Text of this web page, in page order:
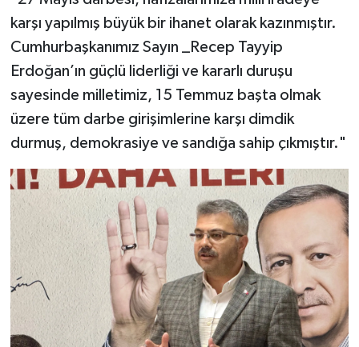
karşı yapılmış büyük bir ihanet olarak kazınmıştır.
Cumhurbaşkanımız Sayın _Recep Tayyip
Erdoğan’ın güçlü liderliği ve kararlı duruşu
sayesinde milletimiz, 15 Temmuz başta olmak
üzere tüm darbe girişimlerine karşı dimdik
durmuş, demokrasiye ve sandığa sahip çıkmıştır."